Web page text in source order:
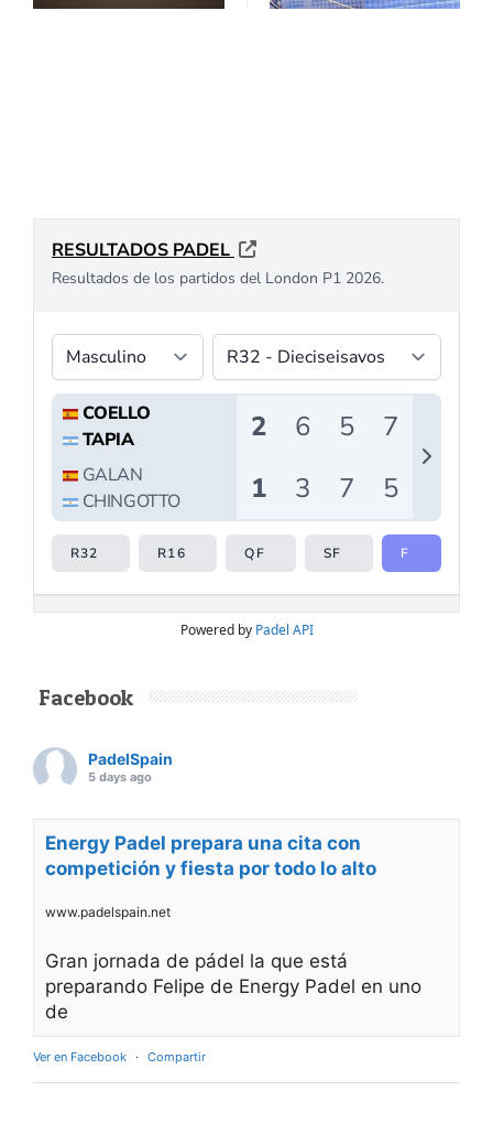
Powered by Padel API
Facebook
PadelSpain
5 days ago
Energy Padel prepara una cita con
competición y fiesta por todo lo alto
www.padelspain.net
Gran jornada de pádel la que está
preparando Felipe de Energy Padel en uno
de
Ver en Facebook · Compartir